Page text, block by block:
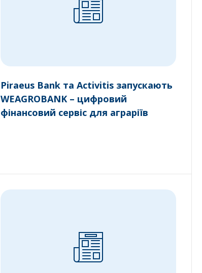
Piraeus Bank та Activitis запускають
WEAGROBANK – цифровий
фінансовий сервіс для аграріїв